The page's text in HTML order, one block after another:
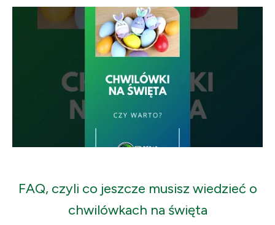
FAQ, czyli co jeszcze musisz wiedzieć o
chwilówkach na święta